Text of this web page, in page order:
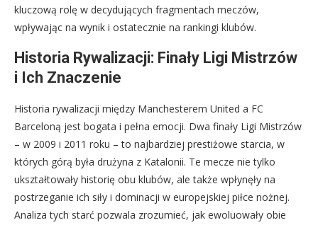
kluczową rolę w decydujących fragmentach meczów,
wpływając na wynik i ostatecznie na rankingi klubów.
Historia Rywalizacji: Finały Ligi Mistrzów
i Ich Znaczenie
Historia rywalizacji między Manchesterem United a FC
Barceloną jest bogata i pełna emocji. Dwa finały Ligi Mistrzów
– w 2009 i 2011 roku – to najbardziej prestiżowe starcia, w
których górą była drużyna z Katalonii. Te mecze nie tylko
ukształtowały historię obu klubów, ale także wpłynęły na
postrzeganie ich siły i dominacji w europejskiej piłce nożnej.
Analiza tych starć pozwala zrozumieć, jak ewoluowały obie